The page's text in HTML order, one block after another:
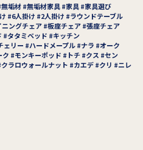
無垢材 無垢材家具 家具
家具選び
6人掛け 2人掛け
ラウンドテーブル
ニングチェア 板座チェア 張座チェア
タタミベッド
キッチン
ェリー ハードメープル ナラ
オーク
ク モンキーポッド トチ クス
セン
クラロウォールナット カエデ クリ
ニレ